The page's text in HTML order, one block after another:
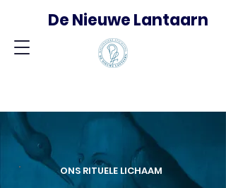
De Nieuwe Lantaarn
ONS RITUELE LICHAAM